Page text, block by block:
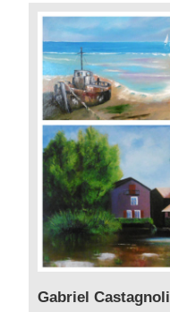
Gabriel Castagnoli